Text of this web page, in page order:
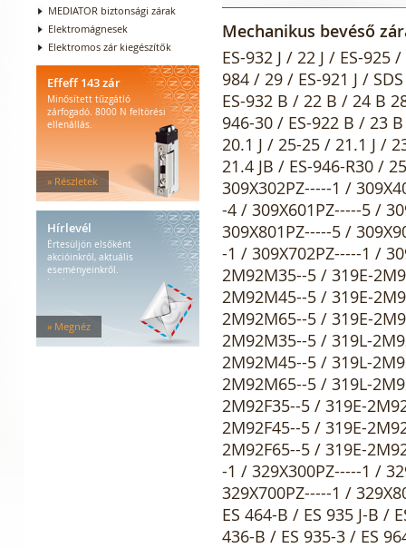
MEDIATOR biztonsági zárak
Elektromágnesek
Elektromos zár kiegészítők
Effeff 143 zár
Minősített tűzgátló
zárfogadó. 8000 N feltörési
ellenállás.
» Részletek
Hírlevél
Értesüljön elsőként
akcióinkról, aktuális
eseményeinkről.
Iratkozzon...
» Megnéz
Mechanikus bevéső
ES-932 J / 22 J / ES-925
984 / 29 / ES-921 J /
ES-932 B / 22 B / 24 B
946-30 / ES-922 B / 23
20.1 J / 25-25 / 21.1 J /
21.4 JB / ES-946-R30 /
309X302PZ-----1 /
-4 / 309X601PZ-----5 /
309X801PZ-----5 /
-1 / 309X702PZ-----1 /
2M92M35--5 / 319E-
2M92M45--5 / 319E-
2M92M65--5 / 319E-
2M92M35--5 / 319L-
2M92M45--5 / 319L-
2M92M65--5 / 319L-
2M92F35--5 / 319E-
2M92F45--5 / 319E-
2M92F65--5 / 319E-
-1 / 329X300PZ-----1 /
329X700PZ-----1 /
ES 464-B / ES 935 J-B /
436-B / ES 935-3 / ES